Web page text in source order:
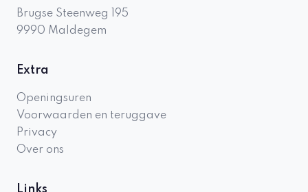
Brugse Steenweg 195
9990 Maldegem
Extra
Openingsuren
Voorwaarden en teruggave
Privacy
Over ons
Links